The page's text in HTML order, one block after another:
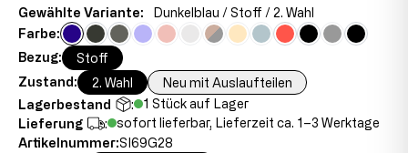
Gewählte Variante:
Dunkelblau / Stoff / 2. Wahl
Farbe:
Bezug:
Stoff
Zustand:
2. Wahl
Neu mit Auslaufteilen
Lagerbestand
:
1 Stück auf Lager
Lieferung
:
sofort lieferbar, Lieferzeit ca. 1–3 Werktage
Artikelnummer:SI69G28